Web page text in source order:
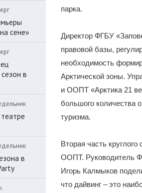
сене»
в
в
парка.
Директор ФГБУ
правовой базы,
необходимость
Арктической зоны.
и ООПТ «Арктика 21
большого количества
туризма.
Вторая часть
ООПТ. Руководитель
Игорь Калмыков
что дайвинг – это